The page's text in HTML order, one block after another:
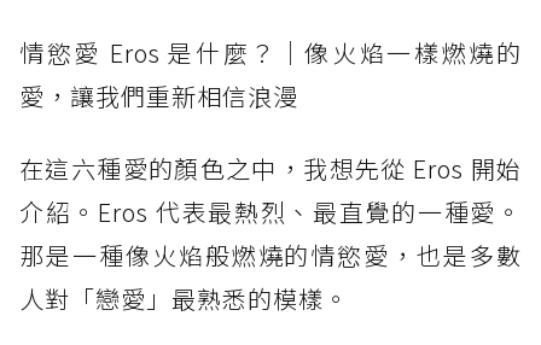
情慾愛 Eros 是什麼？｜像火焰一樣燃燒的
愛，讓我們重新相信浪漫
在這六種愛的顏色之中，我想先從 Eros 開始
介紹。Eros 代表最熱烈、最直覺的一種愛。
那是一種像火焰般燃燒的情慾愛，也是多數
人對「戀愛」最熟悉的模樣。